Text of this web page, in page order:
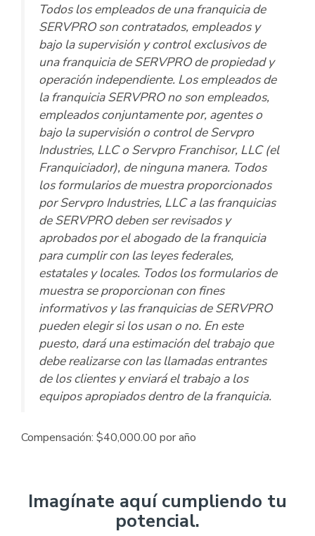
Todos los empleados de una franquicia de
SERVPRO son contratados, empleados y
bajo la supervisión y control exclusivos de
una franquicia de SERVPRO de propiedad y
operación independiente. Los empleados de
la franquicia SERVPRO no son empleados,
empleados conjuntamente por, agentes o
bajo la supervisión o control de Servpro
Industries, LLC o Servpro Franchisor, LLC (el
Franquiciador), de ninguna manera. Todos
los formularios de muestra proporcionados
por Servpro Industries, LLC a las franquicias
de SERVPRO deben ser revisados y
aprobados por el abogado de la franquicia
para cumplir con las leyes federales,
estatales y locales. Todos los formularios de
muestra se proporcionan con fines
informativos y las franquicias de SERVPRO
pueden elegir si los usan o no. En este
puesto, dará una estimación del trabajo que
debe realizarse con las llamadas entrantes
de los clientes y enviará el trabajo a los
equipos apropiados dentro de la franquicia.
Compensación: $40,000.00 por año
Imagínate aquí cumpliendo tu
potencial.